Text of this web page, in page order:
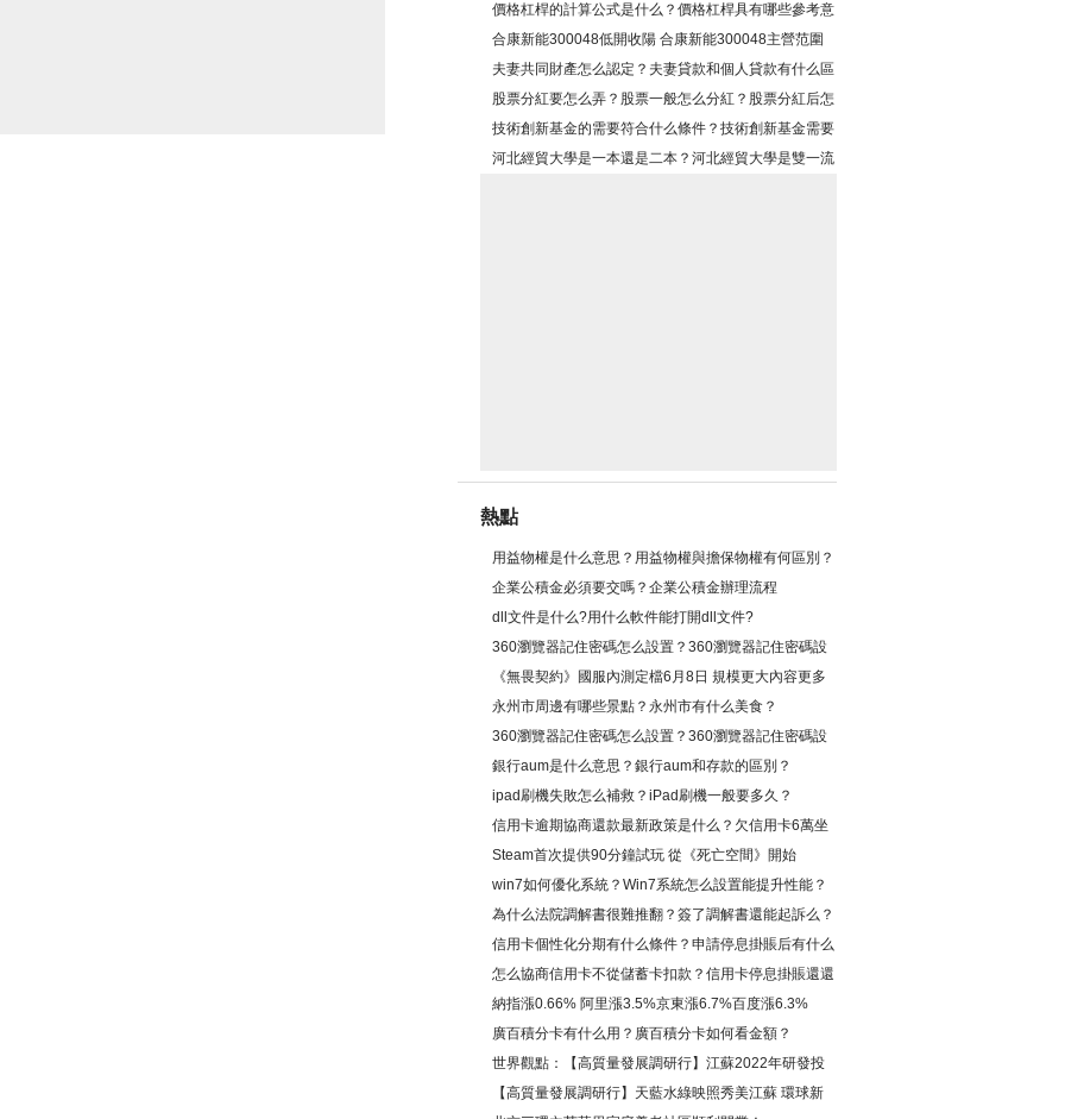
價格杠桿的計算公式是什么？價格杠桿具有哪些參考意
義？
合康新能300048低開收陽 合康新能300048主營范圍
介紹
夫妻共同財產怎么認定？夫妻貸款和個人貸款有什么區
別?
股票分紅要怎么弄？股票一般怎么分紅？股票分紅后怎
么賣才沒損失？
技術創新基金的需要符合什么條件？技術創新基金需要
符合條件介紹
河北經貿大學是一本還是二本？河北經貿大學是雙一流
熱點
用益物權是什么意思？用益物權與擔保物權有何區別？
企業公積金必須要交嗎？企業公積金辦理流程
dll文件是什么?用什么軟件能打開dll文件?
360瀏覽器記住密碼怎么設置？360瀏覽器記住密碼設
置方法
《無畏契約》國服內測定檔6月8日 規模更大內容更多
永州市周邊有哪些景點？永州市有什么美食？
360瀏覽器記住密碼怎么設置？360瀏覽器記住密碼設
置方法
銀行aum是什么意思？銀行aum和存款的區別？
ipad刷機失敗怎么補救？iPad刷機一般要多久？
信用卡逾期協商還款最新政策是什么？欠信用卡6萬坐
牢親身經歷是真的嗎?
Steam首次提供90分鐘試玩 從《死亡空間》開始
win7如何優化系統？Win7系統怎么設置能提升性能？
為什么法院調解書很難推翻？簽了調解書還能起訴么？
信用卡個性化分期有什么條件？申請停息掛賬后有什么
影響？
怎么協商信用卡不從儲蓄卡扣款？信用卡停息掛賬還還
不清怎么辦？
納指漲0.66% 阿里漲3.5%京東漲6.7%百度漲6.3%
廣百積分卡有什么用？廣百積分卡如何看金額？
世界觀點：【高質量發展調研行】江蘇2022年研發投
入達3700億元達到創新型國家和地區中等水平
【高質量發展調研行】天藍水綠映照秀美江蘇 環球新